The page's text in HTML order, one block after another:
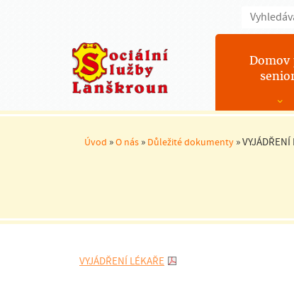
Domov
Úvod »O nás » Důležité dokumenty »VYJÁDŘENÍ
VYJÁDŘENÍ LÉKAŘE